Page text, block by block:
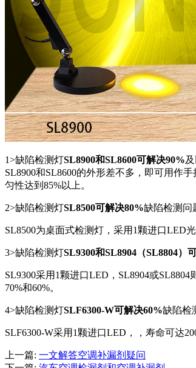
1>缺陷检测灯SL8900和SL8600可解决90%
SL8900和SL8600的外形差不多，即可用作
匀性达到85%以上。
2>缺陷检测灯SL8500可解决80%缺陷检测问
SL8500为桌面式检测灯，采用1颗进口LED
3>缺陷检测灯SL9300和SL8904（SL8804）
SL9300采用1颗进口LED，SL8904或
70%和60%。
4>缺陷检测灯SLF6300-W可解决60%缺陷检
SLF6300-W采用1颗进口LED，，寿命可达
上一篇: 一文解答空调补漏剂疑问